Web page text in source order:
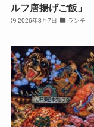
ルフ唐揚げご飯」
2026年8月7日 ランチ